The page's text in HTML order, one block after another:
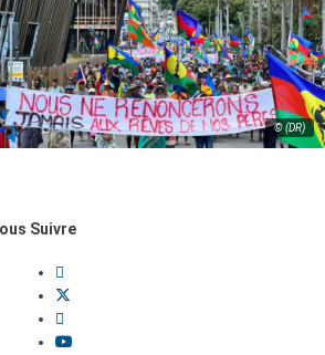
© (DR)
Suivre